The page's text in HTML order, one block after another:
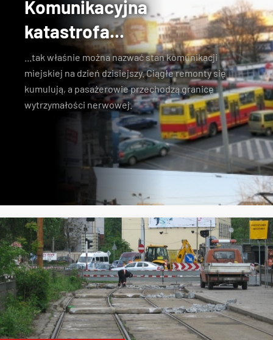
Komunikacyjna
katastrofa...
...tak właśnie można nazwać stan komunikacji
miejskiej na dzień dzisiejszy. Ciągłe remonty się
kumulują, a pasażerowie przechodzą granicę
wytrzymałości nerwowej.